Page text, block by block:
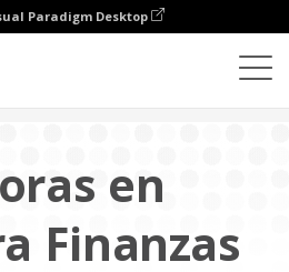
Paradigm Desktop
en
Finanzas